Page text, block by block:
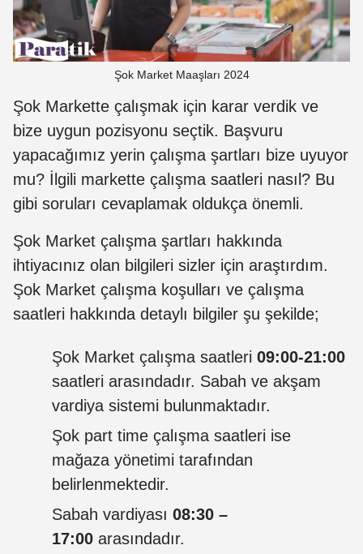
Şok Market Maaşları 2024
Şok Markette çalışmak için karar verdik ve
bize uygun pozisyonu seçtik. Başvuru
yapacağımız yerin çalışma şartları bize uyuyor
mu? İlgili markette çalışma saatleri nasıl? Bu
gibi soruları cevaplamak oldukça önemli.
Şok Market çalışma şartları hakkında
ihtiyacınız olan bilgileri sizler için araştırdım.
Şok Market çalışma koşulları ve çalışma
saatleri hakkında detaylı bilgiler şu şekilde;
Şok Market çalışma saatleri 09:00-21:00
saatleri arasındadır. Sabah ve akşam
vardiya sistemi bulunmaktadır.
Şok part time çalışma saatleri ise
mağaza yönetimi tarafından
belirlenmektedir.
Sabah vardiyası 08:30 –
17:00 arasındadır.